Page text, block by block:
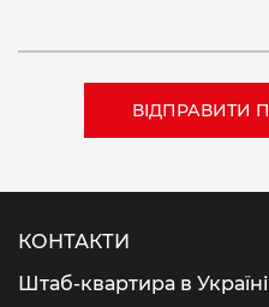
КОНТАКТИ
Штаб-квартира в Україні